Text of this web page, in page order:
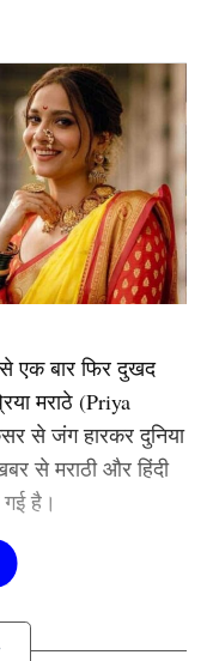
एक बार फिर दुखद
मराठे (Priya
से जंग हारकर दुनिया
से मराठी और हिंदी
है।